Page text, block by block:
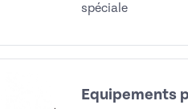
spéciale
Equipements